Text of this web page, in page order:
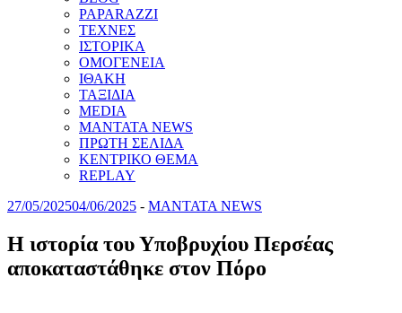
PAPARAZZI
ΤΕΧΝΕΣ
ΙΣΤΟΡΙΚΑ
ΟΜΟΓΕΝΕΙΑ
ΙΘΑΚΗ
ΤΑΞΙΔΙΑ
MEDIA
MANTATA NEWS
ΠΡΩΤΗ ΣΕΛΙΔΑ
ΚΕΝΤΡΙΚΟ ΘΕΜΑ
REPLAY
27/05/202504/06/2025 - MANTATA NEWS
Η ιστορία του Υποβρυχίου Περσέας
αποκαταστάθηκε στον Πόρο